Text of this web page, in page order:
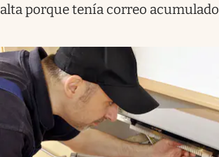
alta porque tenía correo acumulado